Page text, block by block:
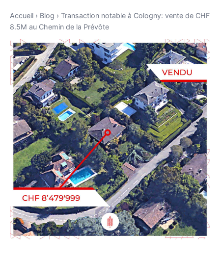
Accueil › Blog › Transaction notable à Cologny: vente de CHF
8.5M au Chemin de la Prévôte